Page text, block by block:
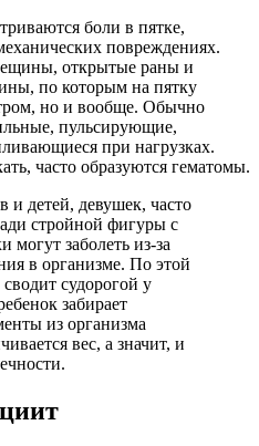
боли в пятке,
повреждениях.
открытые раны и
по которым на пятку
но и вообще. Обычно
пульсирующие,
при нагрузках.
часто образуются гематомы.
и детей, девушек, часто
стройной фигуры с
могут заболеть из-за
в организме. По этой
судорогой у
забирает
из организма
вес, а значит, и